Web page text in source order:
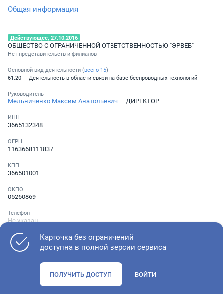
Общая информация
Действующее, 27.10.2016
ОБЩЕСТВО С ОГРАНИЧЕННОЙ ОТВЕТСТВЕННОСТЬЮ "ЭРВЕБ"
Нет представительств и филиалов
Основной вид деятельности (всего 15)
61.20 — Деятельность в области связи на базе беспроводных технологий
Руководитель
Мельниченко Максим Анатольевич — ДИРЕКТОР
ИНН
3665132348
ОГРН
1163668111837
КПП
366501001
ОКПО
05260869
Телефон
Не указан
Проверьте учредительные документы, адрес регистрации и
Карточка без ограничений
доступна в полной версии сервиса
ПОЛУЧИТЬ ДОСТУП ВОЙТИ